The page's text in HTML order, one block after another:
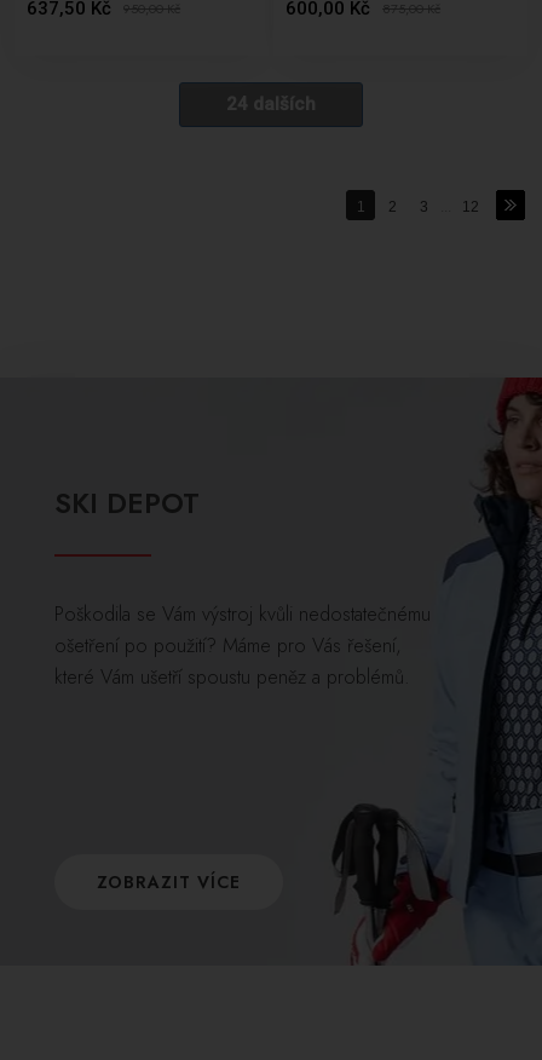
637,50 Kč 950,00Kč 600,00 Kč 875,00Kč
24 dalších
1 2 3 12
SKI DEPOT
Poškodila se Vám výstroj kvůli nedostatečnému
ošetření po použití? Máme pro Vás řešení,
které Vám ušetří spoustu peněz a problémů.
ZOBRAZIT VÍCE